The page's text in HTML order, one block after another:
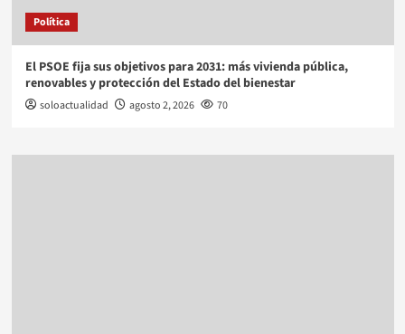
Política
El PSOE fija sus objetivos para 2031: más vivienda pública,
renovables y protección del Estado del bienestar
soloactualidad agosto 2, 2026 70